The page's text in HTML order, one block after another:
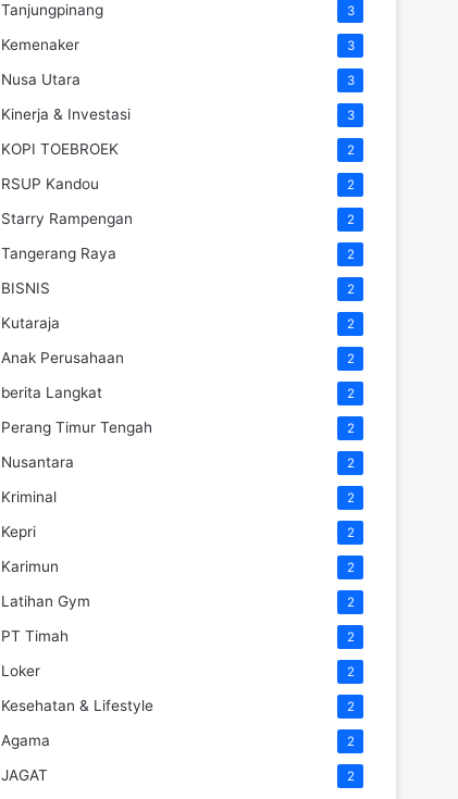
Tanjungpinang 3
Kemenaker 3
Nusa Utara 3
Kinerja & Investasi 3
KOPI TOEBROEK 2
RSUP Kandou 2
Starry Rampengan 2
Tangerang Raya 2
BISNIS 2
Kutaraja 2
Anak Perusahaan 2
berita Langkat 2
Perang Timur Tengah 2
Nusantara 2
Kriminal 2
Kepri 2
Karimun 2
Latihan Gym 2
PT Timah 2
Loker 2
Kesehatan & Lifestyle 2
Agama 2
JAGAT 2